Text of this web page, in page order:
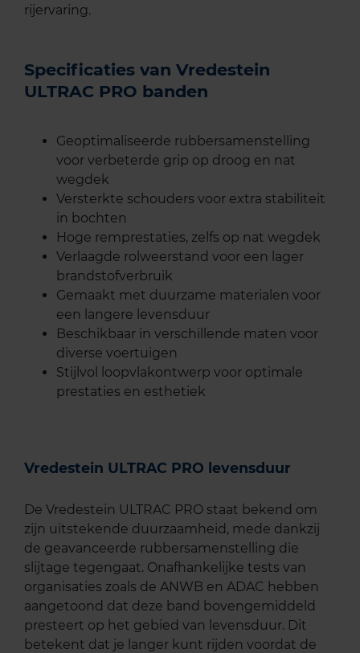
rijervaring.
Specificaties van Vredestein
ULTRAC PRO banden
Geoptimaliseerde rubbersamenstelling
voor verbeterde grip op droog en nat
wegdek
Versterkte schouders voor extra stabiliteit
in bochten
Hoge remprestaties, zelfs op nat wegdek
Verlaagde rolweerstand voor een lager
brandstofverbruik
Gemaakt met duurzame materialen voor
een langere levensduur
Beschikbaar in verschillende maten voor
diverse voertuigen
Stijlvol loopvlakontwerp voor optimale
prestaties en esthetiek
Vredestein ULTRAC PRO levensduur
De Vredestein ULTRAC PRO staat bekend om
zijn uitstekende duurzaamheid, mede dankzij
de geavanceerde rubbersamenstelling die
slijtage tegengaat. Onafhankelijke tests van
organisaties zoals de ANWB en ADAC hebben
aangetoond dat deze band bovengemiddeld
presteert op het gebied van levensduur. Dit
betekent dat je langer kunt rijden voordat de